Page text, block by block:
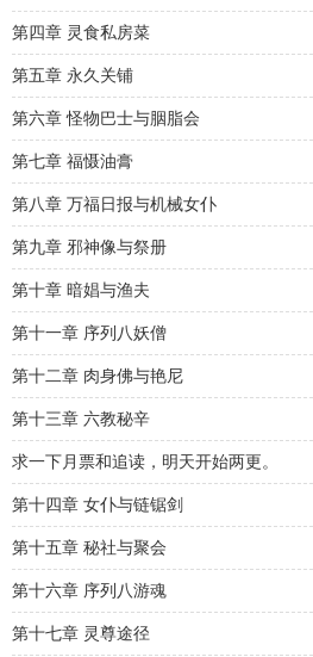
第四章 灵食私房菜
第五章 永久关铺
第六章 怪物巴士与胭脂会
第七章 福慑油膏
第八章 万福日报与机械女仆
第九章 邪神像与祭册
第十章 暗娼与渔夫
第十一章 序列八妖僧
第十二章 肉身佛与艳尼
第十三章 六教秘辛
求一下月票和追读，明天开始两更。
第十四章 女仆与链锯剑
第十五章 秘社与聚会
第十六章 序列八游魂
第十七章 灵尊途径